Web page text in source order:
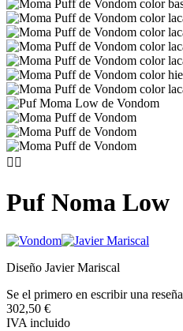
 
Puf Noma Low
Diseño Javier Mariscal
Se el primero en escribir una reseña
302,50 €
IVA incluido